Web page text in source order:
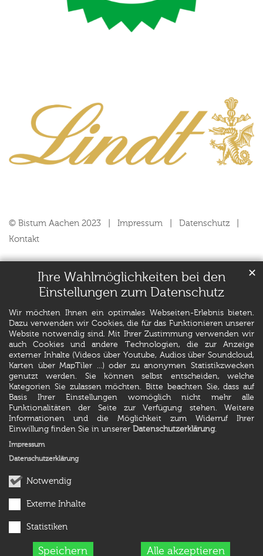
Ihre Wahlmöglichkeiten bei den
Einstellungen zum Datenschutz
Wir möchten Ihnen ein optimales Webseiten-Erlebnis bieten.
Dazu verwenden wir Cookies, die für das Funktionieren unserer
Website notwendig sind. Mit Ihrer Zustimmung verwenden wir
auch Cookies und andere Technologien, die zur Anzeige
externer Inhalte (Videos über Youtube, Audios über Soundcloud,
Karten über MapTiler ...) oder zu anonymen Statistikzwecken
genutzt werden. Sie können selbst entscheiden, welche
Kategorien Sie zulassen möchten. Bitte beachten Sie, dass auf
Basis Ihrer Einstellungen womöglich nicht mehr alle
Funktionalitäten der Seite zur Verfügung stehen. Weitere
Informationen und die Möglichkeit zum Widerruf Ihrer
Einwillung finden Sie in unserer Datenschutzerklärung.
Notwendig
Externe Inhalte
Statistiken
Speichern Alle akzeptieren
✕
Impressum
Datenschutzerklärung
© Bistum Aachen 2023 Impressum
Datenschutz
Kontakt